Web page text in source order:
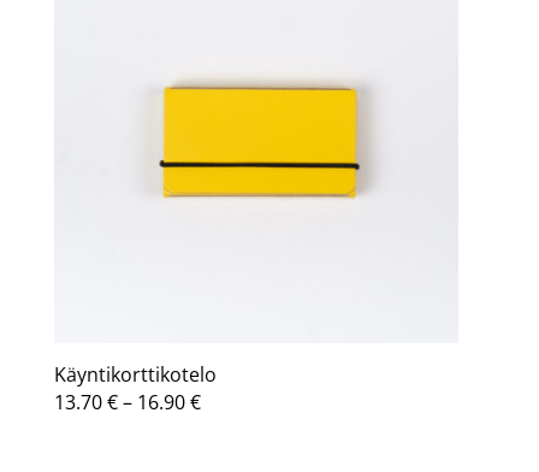
Käyntikorttikotelo
13.70€– 16.90€Hintaluokka: